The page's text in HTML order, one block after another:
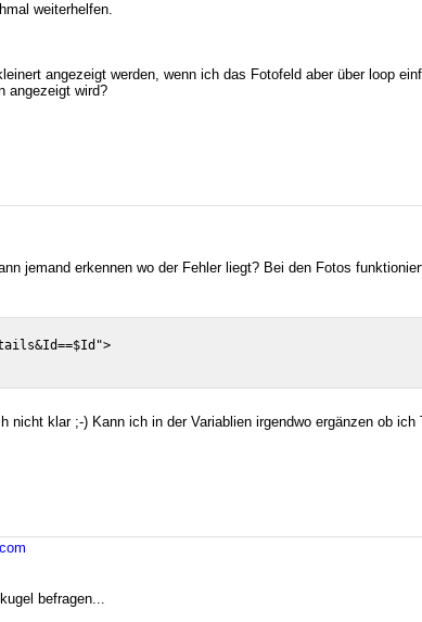
weiterhelfen.
angezeigt werden, wenn ich das Fotofeld aber über loop
angezeigt wird?
jemand erkennen wo der Fehler liegt? Bei den Fotos
klar ;-) Kann ich in der Variablien irgendwo ergänzen ob
befragen...